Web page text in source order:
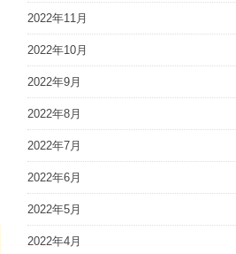
2022年11月
2022年10月
2022年9月
2022年8月
2022年7月
2022年6月
2022年5月
2022年4月